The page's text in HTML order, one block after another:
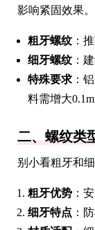
影响紧固效果
粗牙螺纹：
细牙螺纹：
特殊要求 ：
料需增大
二、螺纹类
别小看粗牙和
粗牙优势 ：
细牙特点 ：